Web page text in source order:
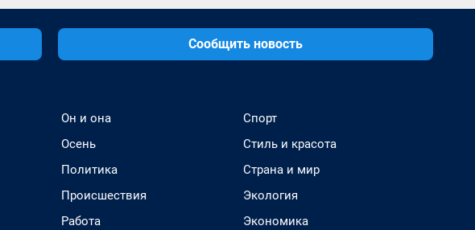
Сообщить новость
Он и она
Осень
Политика
Происшествия
Работа
Спорт
Стиль и красота
Страна и мир
Экология
Экономика